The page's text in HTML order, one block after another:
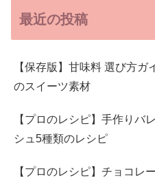
最近の投稿
【保存版】甘味料 選び方
のスイーツ素材
【プロのレシピ】手作りバ
シュ5種類のレシピ
【プロのレシピ】チョコレ